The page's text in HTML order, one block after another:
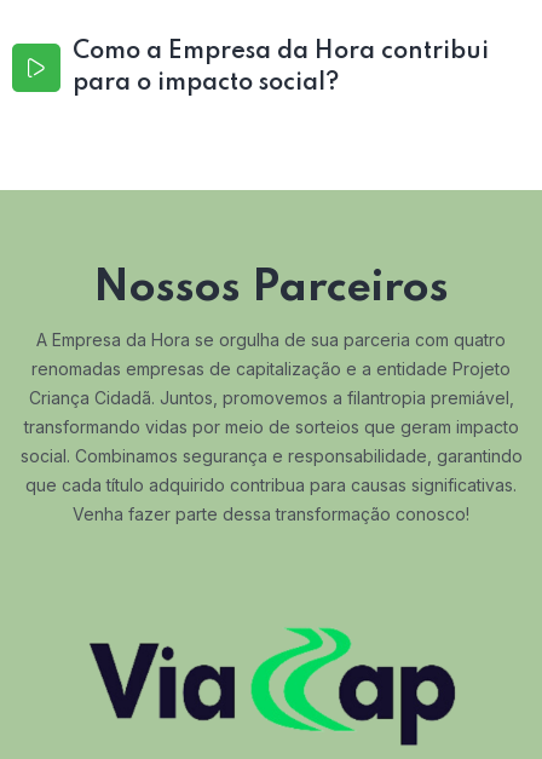
Como a Empresa da Hora contribui
para o impacto social?
Nossos Parceiros
A Empresa da Hora se orgulha de sua parceria com quatro
renomadas empresas de capitalização e a entidade Projeto
Criança Cidadã. Juntos, promovemos a filantropia premiável,
transformando vidas por meio de sorteios que geram impacto
social. Combinamos segurança e responsabilidade, garantindo
que cada título adquirido contribua para causas significativas.
Venha fazer parte dessa transformação conosco!